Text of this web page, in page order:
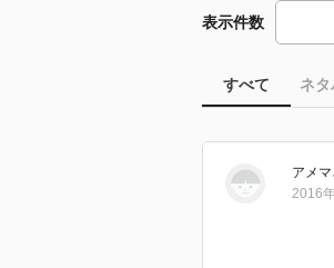
表示件数
すべて ネ
アメマ
2016